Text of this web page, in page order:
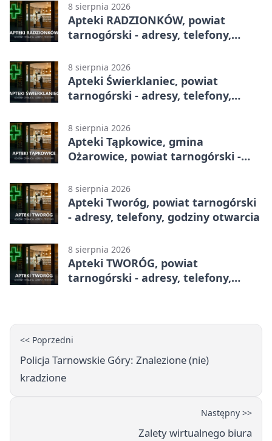
8 sierpnia 2026
Apteki RADZIONKÓW, powiat
tarnogórski - adresy, telefony,
8 sierpnia 2026
Apteki Świerklaniec, powiat
tarnogórski - adresy, telefony,
8 sierpnia 2026
Apteki Tąpkowice, gmina
Ożarowice, powiat tarnogórski -
8 sierpnia 2026
Apteki Tworóg, powiat tarnogórski
- adresy, telefony, godziny otwarcia
8 sierpnia 2026
Apteki TWORÓG, powiat
tarnogórski - adresy, telefony,
<< Poprzedni
Policja Tarnowskie Góry: Znalezione (nie)
kradzione
Następny >>
Zalety wirtualnego biura